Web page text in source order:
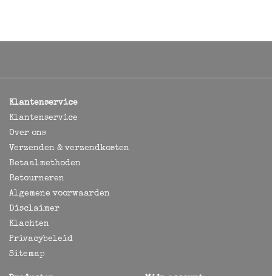
Klantenservice
Klantenservice
Over ons
Verzenden & verzendkosten
Betaalmethoden
Retourneren
Algemene voorwaarden
Disclaimer
Klachten
Privacybeleid
Sitemap